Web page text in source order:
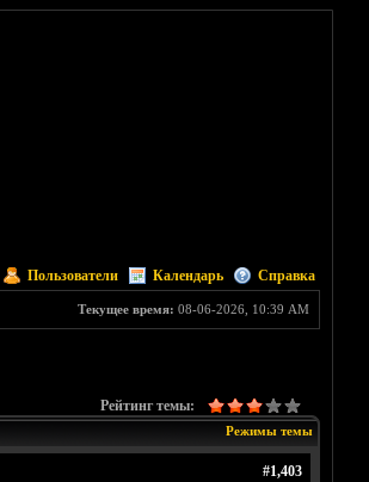
Пользователи Календарь Справка
Текущее время: 08-06-2026, 10:39 AM
Рейтинг темы:
Режимы темы
#1,403